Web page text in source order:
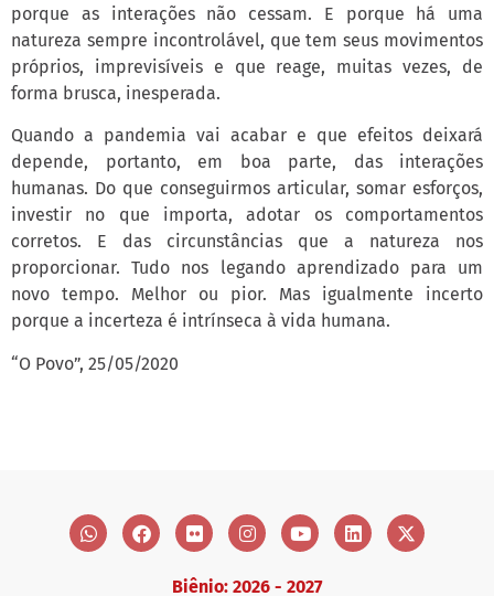
porque as interações não cessam. E porque há uma
natureza sempre incontrolável, que tem seus movimentos
próprios, imprevisíveis e que reage, muitas vezes, de
forma brusca, inesperada.
Quando a pandemia vai acabar e que efeitos deixará
depende, portanto, em boa parte, das interações
humanas. Do que conseguirmos articular, somar esforços,
investir no que importa, adotar os comportamentos
corretos. E das circunstâncias que a natureza nos
proporcionar. Tudo nos legando aprendizado para um
novo tempo. Melhor ou pior. Mas igualmente incerto
porque a incerteza é intrínseca à vida humana.
“O Povo”, 25/05/2020
Biênio: 2026 - 2027